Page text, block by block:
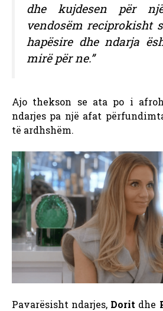
dhe kujdesen për
vendosëm reciprokisht
hapësire dhe ndarja
mirë për ne.”
Ajo thekson se ata po i
ndarjes pa një afat
të ardhshëm.
Pavarësisht ndarjes, Dorit dhe